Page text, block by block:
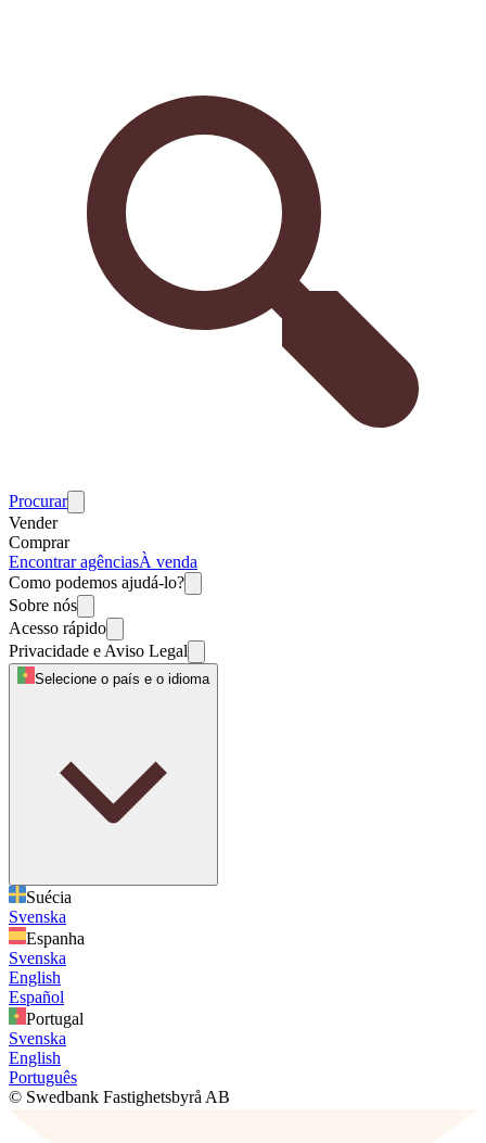
Procurar
Vender
Comprar
Encontrar agênciasÀ venda
Como podemos ajudá-lo?
Sobre nós
Acesso rápido
Privacidade e Aviso Legal
Selecione o país e o idioma
Suécia
Svenska
Espanha
Svenska
English
Español
Portugal
Svenska
English
Português
© Swedbank Fastighetsbyrå AB